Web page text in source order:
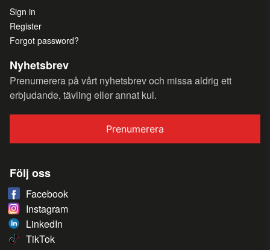
Sign in
Register
Forgot password?
Nyhetsbrev
Prenumerera på vårt nyhetsbrev och missa aldrig ett
erbjudande, tävling eller annat kul.
Prenumerera
Följ oss
Facebook
Instagram
LinkedIn
TikTok